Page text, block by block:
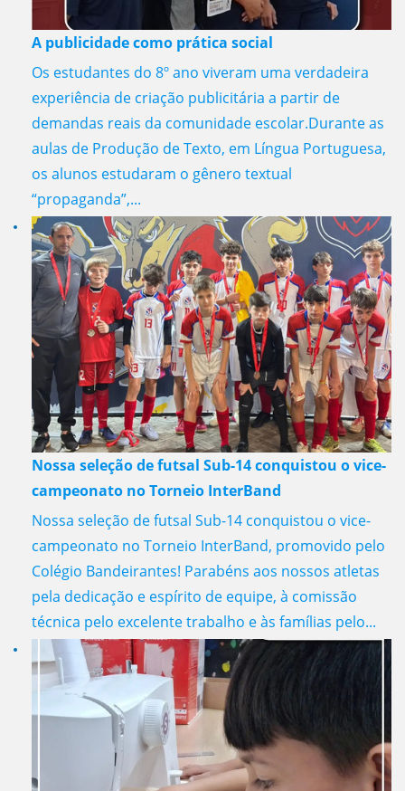
A publicidade como prática social
Os estudantes do 8º ano viveram uma verdadeira
experiência de criação publicitária a partir de
demandas reais da comunidade escolar.Durante as
aulas de Produção de Texto, em Língua Portuguesa,
os alunos estudaram o gênero textual
“propaganda”,...
Nossa seleção de futsal Sub-14 conquistou o vice-
campeonato no Torneio InterBand
Nossa seleção de futsal Sub-14 conquistou o vice-
campeonato no Torneio InterBand, promovido pelo
Colégio Bandeirantes! Parabéns aos nossos atletas
pela dedicação e espírito de equipe, à comissão
técnica pelo excelente trabalho e às famílias pelo...